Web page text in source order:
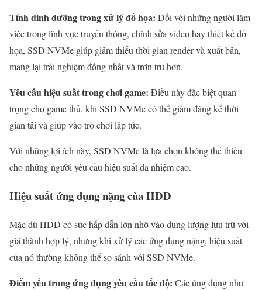
Tính dinh dưỡng trong xử lý đồ họa: Đối với những người làm
việc trong lĩnh vực truyền thông, chỉnh sửa video hay thiết kế đồ
họa, SSD NVMe giúp giảm thiểu thời gian render và xuất bản,
mang lại trải nghiệm đồng nhất và trơn tru hơn.
Yêu cầu hiệu suất trong chơi game: Điều này đặc biệt quan
trọng cho game thủ, khi SSD NVMe có thể giảm đáng kể thời
gian tải và giúp vào trò chơi lập tức.
Với những lợi ích này, SSD NVMe là lựa chọn không thể thiếu
cho những người yêu cầu hiệu suất đa nhiệm cao.
Hiệu suất ứng dụng nặng của HDD
Mặc dù HDD có sức hấp dẫn lớn nhờ vào dung lượng lưu trữ với
giá thành hợp lý, nhưng khi xử lý các ứng dụng nặng, hiệu suất
của nó thường không thể so sánh với SSD NVMe.
Điểm yếu trong ứng dụng yêu cầu tốc độ: Các ứng dụng như